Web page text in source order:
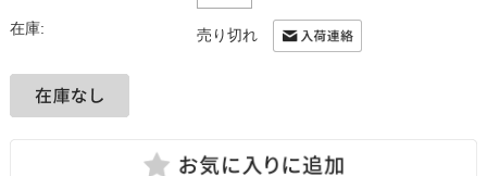
在庫: 売り切れ